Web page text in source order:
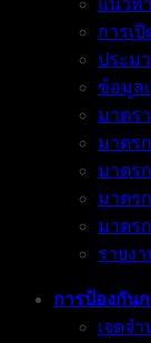
การเ
ประม
ข้อมูล
มาตร
มาตร
มาตร
มาตร
มาตร
รายง
การป้องกัน
เจตจ